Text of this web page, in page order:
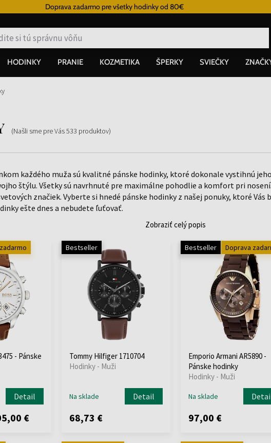
Doprava zadarmo pre všetky hodinky od 80€
HODINKY PRANIE KOZMETIKA ŠPERKY SVIEČKY
(Našli sme pre Vás533 produktov)
každého muža sú kvalitné pánske hodinky, ktoré dokonale vystihnú
štýlu. Všetky sú navrhnuté pre maximálne pohodlie a komfort pri
značiek. Vyberte si hnedé pánske hodinky z našej ponuky, ktoré Vás
ešte dnes a nebudete ľuťovať.
Zobraziť celý popis
- Pánske
Detail
€
Bestseller
Tommy Hilfiger 1710704
Hodinky - Muži
Na sklade Detail
68,73 €
Bestseller Doprava
Emporio Armani AR5890 -
Pánske hodinky
Hodinky - Muži
Na sklade
97,00 €